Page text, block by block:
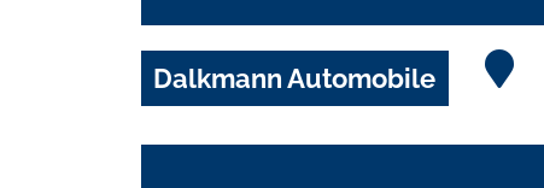
Dalkmann Automobile